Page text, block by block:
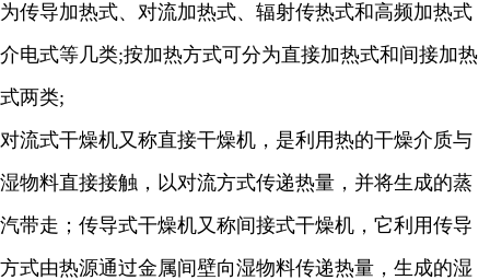
为传导加热式、对流加热式、辐射传热式和高频加热式
介电式等几类;按加热方式可分为直接加热式和间接加热
式两类;
对流式干燥机又称直接干燥机，是利用热的干燥介质与
湿物料直接接触，以对流方式传递热量，并将生成的蒸
汽带走；传导式干燥机又称间接式干燥机，它利用传导
方式由热源通过金属间壁向湿物料传递热量，生成的湿